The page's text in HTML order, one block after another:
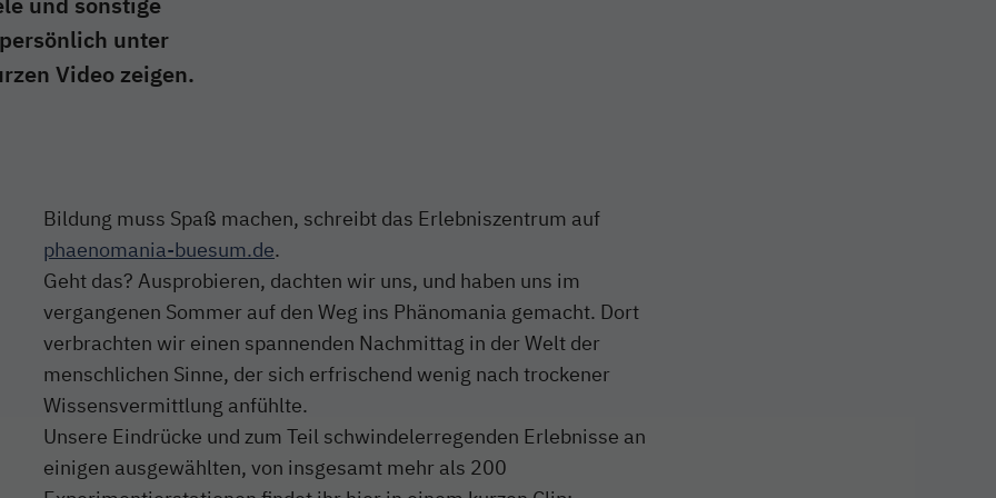
unter
Video zeigen.
Bildung muss Spaß machen, schreibt das Erlebniszentrum auf
phaenomania-buesum.de.
Geht das? Ausprobieren, dachten wir uns, und haben uns im
vergangenen Sommer auf den Weg ins Phänomania gemacht. Dort
verbrachten wir einen spannenden Nachmittag in der Welt der
menschlichen Sinne, der sich erfrischend wenig nach trockener
Wissensvermittlung anfühlte.
Unsere Eindrücke und zum Teil schwindelerregenden Erlebnisse an
einigen ausgewählten, von insgesamt mehr als 200